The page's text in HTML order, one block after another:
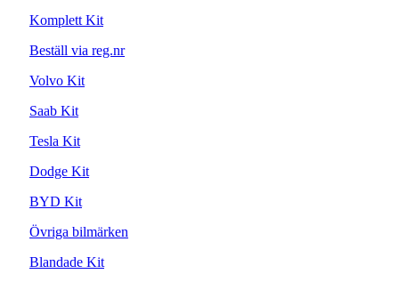
Komplett Kit
Beställ via reg.nr
Volvo Kit
Saab Kit
Tesla Kit
Dodge Kit
BYD Kit
Övriga bilmärken
Blandade Kit